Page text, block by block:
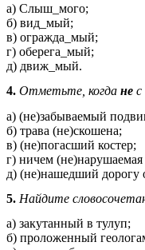
а) Слыш_мого;
б) вид_мый;
в) огражда_мый;
г) оберега_мый;
д) движ_мый.
4. Отметьте, когда не с
а) (не)забываемый
б) трава (не)скошена;
в) (не)погасший костер;
г) ничем
д) (не)нашедший дорогу
5. Найдите
а) закутанный в тулуп;
б) проложенный